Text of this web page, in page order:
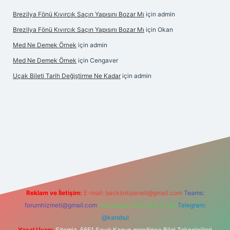
Brezilya Fönü Kıvırcık Saçın Yapısını Bozar Mı için admin
Brezilya Fönü Kıvırcık Saçın Yapısını Bozar Mı için Okan
Med Ne Demek Örnek için admin
Med Ne Demek Örnek için Cengaver
Uçak Bileti Tarih Değiştirme Ne Kadar için admin
Reklam ve İletişim: E-mail: backlinkpaneli@gmail.com Teams:
forumhizmeti@gmail.com Whatsapp: 0262 606 0 726 Telegram:
@karabul